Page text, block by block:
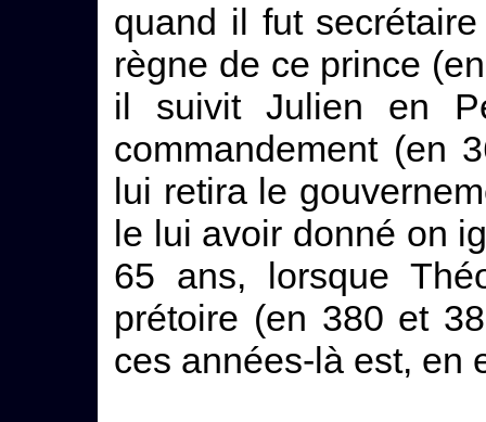
quand il fut
règne de ce prince
il suivit Julien en
commandement (en
lui retira le
le lui avoir donné on
65 ans, lorsque
prétoire (en 380 et
ces années-là est, en